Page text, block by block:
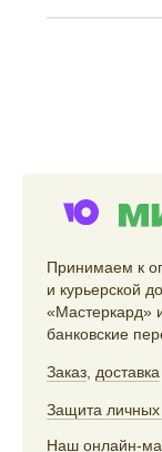
Принимаем к
и курьерской
«Мастеркард»
банковские
Заказ доставка
Защита
Наш онлайн-